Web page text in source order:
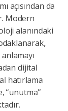
açısından da
Modern
alanındaki
dijital
hatırlama
“unutma”